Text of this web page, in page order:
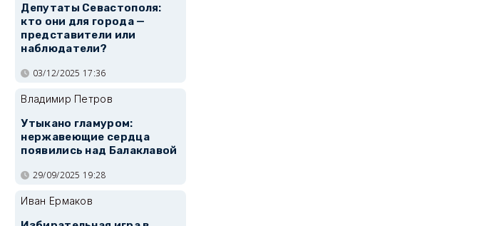
Депутаты Севастополя:
кто они для города —
представители или
наблюдатели?
03/12/2025 17:36
Владимир Петров
Утыкано гламуром:
нержавеющие сердца
появились над Балаклавой
29/09/2025 19:28
Иван Ермаков